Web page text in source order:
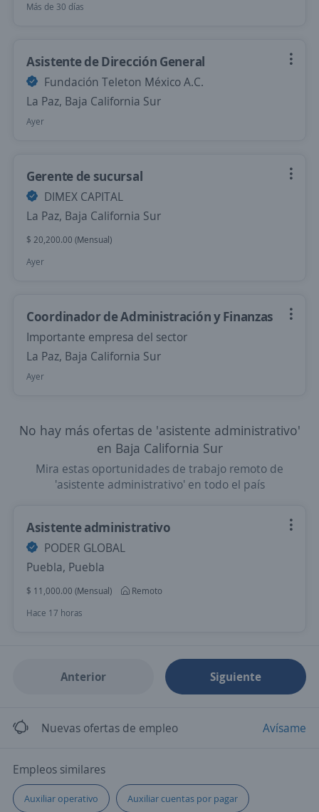
Más de 30 días
Asistente de Dirección General
Fundación Teleton México A.C.
La Paz, Baja California Sur
Ayer
Gerente de sucursal
DIMEX CAPITAL
La Paz, Baja California Sur
$ 20,200.00 (Mensual)
Ayer
Coordinador de Administración y Finanzas
Importante empresa del sector
La Paz, Baja California Sur
Ayer
No hay más ofertas de 'asistente administrativo'
en Baja California Sur
Mira estas oportunidades de trabajo remoto de
'asistente administrativo' en todo el país
Asistente administrativo
PODER GLOBAL
Puebla, Puebla
$ 11,000.00 (Mensual)
Remoto
Hace 17 horas
Anterior Siguiente
Nuevas ofertas de empleo Avísame
Empleos similares
Auxiliar operativo Auxiliar cuentas por pagar